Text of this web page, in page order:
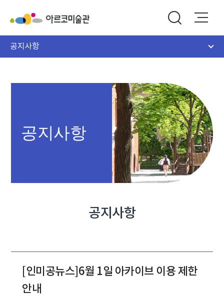
공지사항
공지사항
공지사항
[인미공뉴스]6월 1일 아카이브 이용 제한
안내